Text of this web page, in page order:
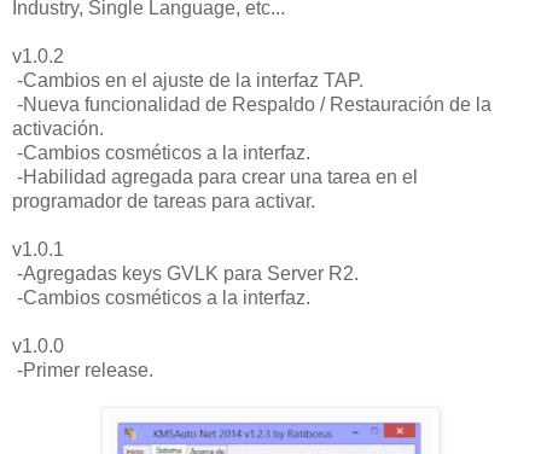
Industry, Single Language, etc...
v1.0.2
-Cambios en el ajuste de la interfaz TAP.
-Nueva funcionalidad de Respaldo / Restauración de la
activación.
-Cambios cosméticos a la interfaz.
-Habilidad agregada para crear una tarea en el
programador de tareas para activar.
v1.0.1
-Agregadas keys GVLK para Server R2.
-Cambios cosméticos a la interfaz.
v1.0.0
-Primer release.